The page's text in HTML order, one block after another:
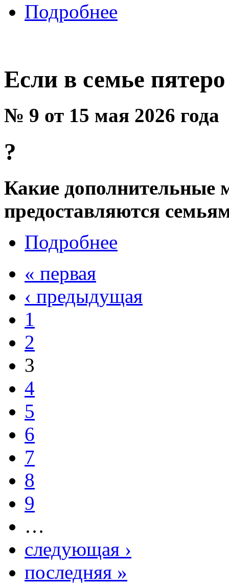
Подробнее
Если в семье пятеро
№ 9 от 15 мая 2026 года
?
Какие дополнительные
предоставляются
Подробнее
« первая
‹ предыдущая
1
2
3
4
5
6
7
8
9
…
следующая ›
последняя »